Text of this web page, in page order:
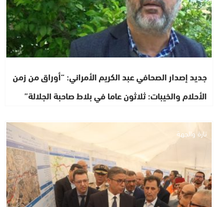
جديد إصدار الصحافي عبد الكريم الأمراني: “أوراق من زمن
الأحلام والخيبات: ثلاثون عاما في بلاط صاحبة الجلالة”
تازة والجهة